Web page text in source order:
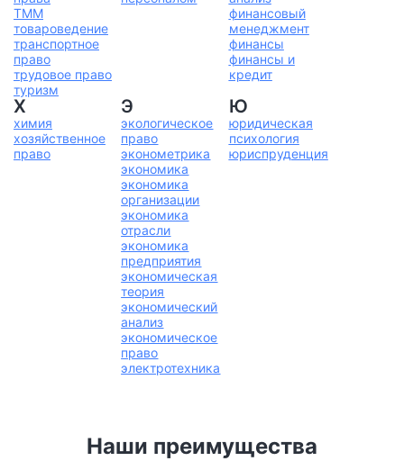
ТММ
товароведение
транспортное
право
трудовое право
туризм
финансовый
менеджмент
финансы
финансы и
кредит
Х
химия
хозяйственное
право
Э
экологическое
право
эконометрика
экономика
экономика
организации
экономика
отрасли
экономика
предприятия
экономическая
теория
экономический
анализ
экономическое
право
электротехника
Ю
юридическая
психология
юриспруденция
Наши преимущества